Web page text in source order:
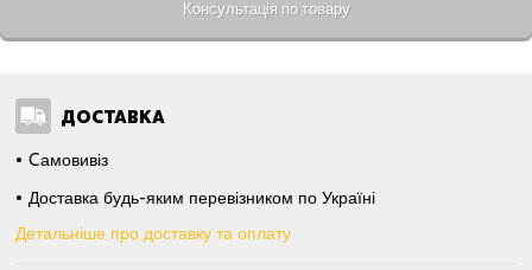
Консультація по товару
ДОСТАВКА
Cамовивіз
Доставка будь-яким перевізником по Україні
Детальніше про доставку та оплату